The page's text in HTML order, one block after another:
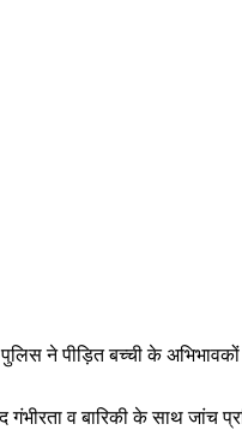
ने पीड़ित बच्ची के
व बारिकी के साथ जांच